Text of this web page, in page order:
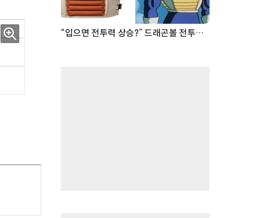
“입으면 전투력 상승?” 드래곤볼 전투복 닮은 중량조끼